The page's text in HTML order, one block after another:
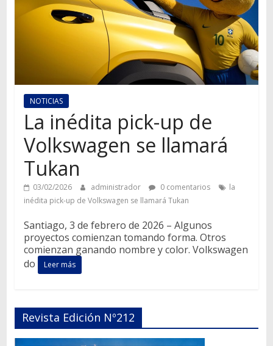
transporte
NOTICIAS
La inédita pick-up de
Volkswagen se llamará
Tukan
03/02/2026 administrador 0 comentarios
la
inédita pick-up de Volkswagen se llamará Tukan
Santiago, 3 de febrero de 2026 – Algunos
proyectos comienzan tomando forma. Otros
comienzan ganando nombre y color. Volkswagen
do
Leer más
Revista Edición Nº212